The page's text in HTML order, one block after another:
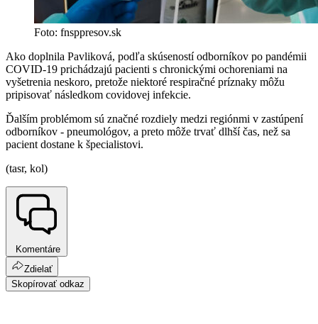
Foto: fnsppresov.sk
Ako doplnila Pavliková, podľa skúseností odborníkov po pandémii
COVID-19 prichádzajú pacienti s chronickými ochoreniami na
vyšetrenia neskoro, pretože niektoré respiračné príznaky môžu
pripisovať následkom covidovej infekcie.
Ďalším problémom sú značné rozdiely medzi regiónmi v zastúpení
odborníkov - pneumológov, a preto môže trvať dlhší čas, než sa
pacient dostane k špecialistovi.
(tasr, kol)
Komentáre
Zdielať
Skopírovať odkaz